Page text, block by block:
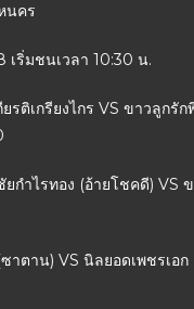
นคร
เริ่มชนเวลา 10:30 น.
ยรติเกรียงไกร VS ขาวลูกรั
กำไรทอง (อ้ายโชคดี) VS
ตาน) VS นิลยอดเพชรเอก